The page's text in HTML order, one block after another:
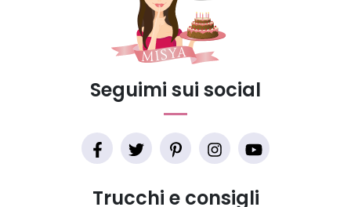
Trucchi e consigli
Seguimi sui social